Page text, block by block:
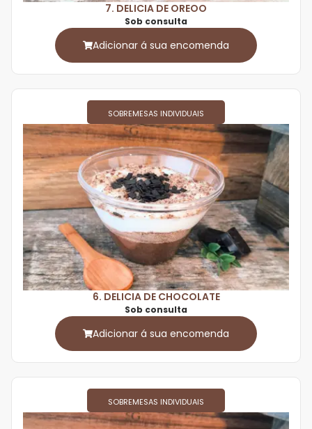
7. DELICIA DE OREOO
Sob consulta
Adicionar á sua encomenda
SOBREMESAS INDIVIDUAIS
6. DELICIA DE CHOCOLATE
Sob consulta
Adicionar á sua encomenda
SOBREMESAS INDIVIDUAIS